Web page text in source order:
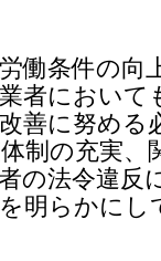
働条件の向
者において
善に努める
制の充実、
の法令違反
明らかにし